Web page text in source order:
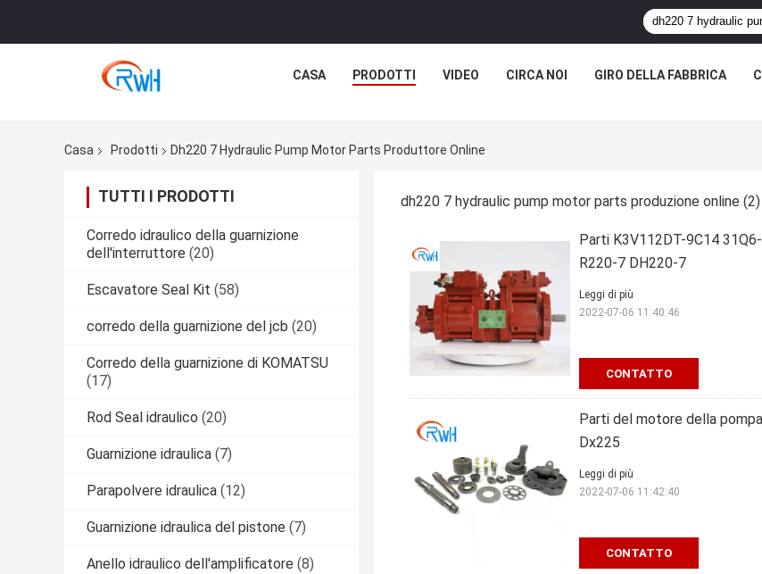
CASA PRODOTTI VIDEO CIRCA NOI GIRO DELLA FABBRICA
Casa Prodotti Dh220 7 Hydraulic Pump Motor Parts Produttore Online
TUTTI I PRODOTTI
Corredo idraulico della guarnizione
dell'interruttore (20)
Escavatore Seal Kit (58)
corredo della guarnizione del jcb (20)
Corredo della guarnizione di KOMATSU
(17)
Rod Seal idraulico (20)
Guarnizione idraulica (7)
Parapolvere idraulica (12)
Guarnizione idraulica del pistone (7)
Anello idraulico dell'amplificatore (8)
dh220 7 hydraulic pump motor parts produzione online (2)
Parti K3V112DT-9C14
R220-7 DH220-7
CONTATTO
Leggi di più
2022-07-06 11:40:46
Parti del motore della
Dx225
CONTATTO
Leggi di più
2022-07-06 11:42:40